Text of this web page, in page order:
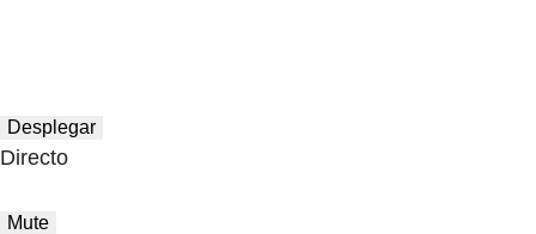
Desplegar
Directo
Mute